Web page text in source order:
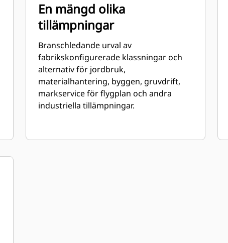
En mängd olika
tillämpningar
Branschledande urval av
fabrikskonfigurerade klassningar och
alternativ för jordbruk,
materialhantering, byggen, gruvdrift,
markservice för flygplan och andra
industriella tillämpningar.